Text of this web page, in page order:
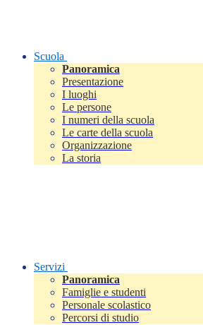
Scuola
Panoramica
Presentazione
I luoghi
Le persone
I numeri della scuola
Le carte della scuola
Organizzazione
La storia
Servizi
Panoramica
Famiglie e studenti
Personale scolastico
Percorsi di studio